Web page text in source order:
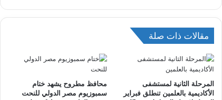
مقالات ذات صلة
المرحلة الثانية لمستشفى
الأكاديمية بالعلمين تنطلق فبراير
محافظ مطروح يشهد ختام
سمبوزيوم مصر الدولي للنحت